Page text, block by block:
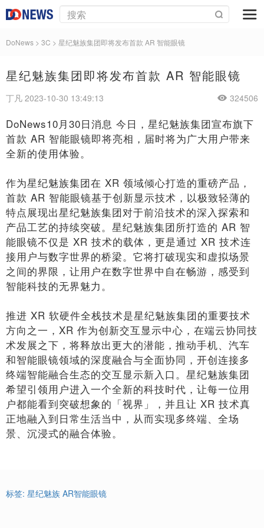
DoNews > 3C > 星纪魅族集团即将发布首款 AR 智能眼镜
星纪魅族集团即将发布首款 AR 智能眼镜
丁凡 2023-10-30 13:49:13 324506
DoNews10月30日消息 今日，星纪魅族集团宣布旗下
首款 AR 智能眼镜即将亮相，届时将为广大用户带来
全新的使用体验。
作为星纪魅族集团在 XR 领域倾心打造的重磅产品，
首款 AR 智能眼镜基于创新显示技术，以极致轻薄的
特点展现出星纪魅族集团对于前沿技术的深入探索和
产品工艺的持续突破。星纪魅族集团所打造的 AR 智
能眼镜不仅是 XR 技术的载体，更是通过 XR 技术连
接用户与数字世界的桥梁。它将打破现实和虚拟场景
之间的界限，让用户在数字世界中自在畅游，感受到
智能科技的无界魅力。
推进 XR 软硬件全栈技术是星纪魅族集团的重要技术
方向之一，XR 作为创新交互显示中心，在端云协同技
术发展之下，将释放出更大的潜能，推动手机、汽车
和智能眼镜领域的深度融合与全面协同，开创连接多
终端智能融合生态的交互显示新入口。星纪魅族集团
希望引领用户进入一个全新的科技时代，让每一位用
户都能看到突破想象的「视界」，并且让 XR 技术真
正地融入到日常生活当中，从而实现多终端、全场
景、沉浸式的融合体验。
标签: 星纪魅族 AR智能眼镜